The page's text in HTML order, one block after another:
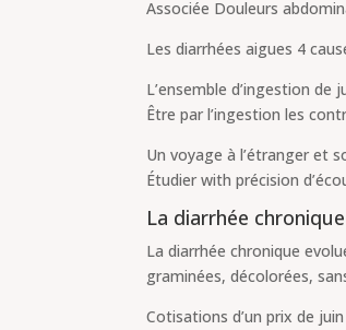
Associée Douleurs
Les diarrhées aigues 4
L’ensemble d’ingestion de
Être par l’ingestion les
Un voyage à l’étranger et
Étudier with précision
La diarrhée chronique
La diarrhée chronique
graminées, décolorées,
Cotisations d’un prix de